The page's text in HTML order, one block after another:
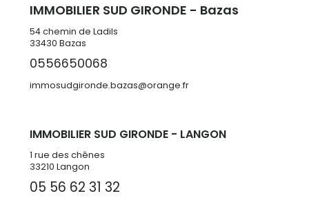
IMMOBILIER SUD GIRONDE - Bazas
54 chemin de Ladils
33430 Bazas
0556650068
immosudgironde.bazas@orange.fr
IMMOBILIER SUD GIRONDE - LANGON
1 rue des chênes
33210 Langon
05 56 62 31 32